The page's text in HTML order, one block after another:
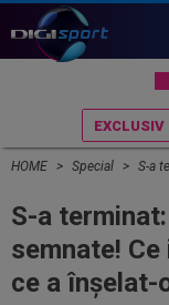
HOME Special S-a
S-a
semnate!
ce a înșelat-